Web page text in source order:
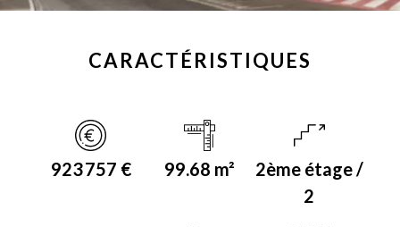
CARACTÉRISTIQUES
923 757 € 99.68 m²
2ème étage /
2